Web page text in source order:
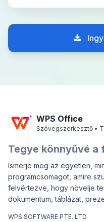
WPS Office
Szövegszerkesztő •
Tegye könnyűvé a
Ismerje meg az egyetlen,
programcsomagot, amire
felvértezve, hogy növelje
dokumentum, táblázat,
WPS SOFTWARE PTE. LTD.